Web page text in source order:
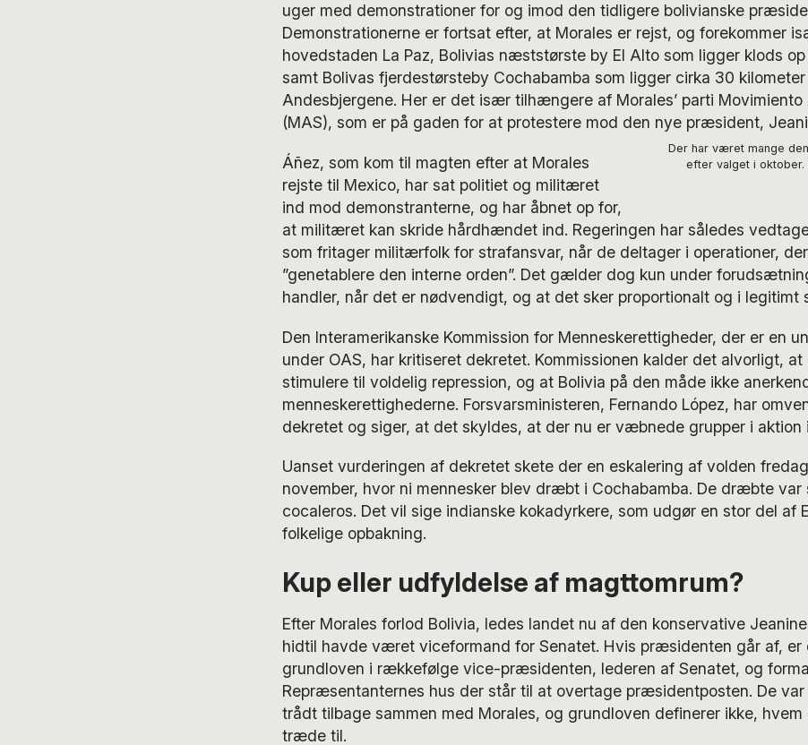
uger med demonstrationer for og imod den tidligere bolivianske
Demonstrationerne er fortsat efter, at Morales er rejst, og forekommer
hovedstaden La Paz, Bolivias næststørste by El Alto som ligger klods op
samt Bolivas fjerdestørsteby Cochabamba som ligger cirka 30
Andesbjergene. Her er det især tilhængere af Morales’ parti Movimiento
(MAS), som er på gaden for at protestere mod den nye præsident,
Der har været mange
efter valget i oktober.
Áñez, som kom til magten efter at Morales
rejste til Mexico, har sat politiet og militæret
ind mod demonstranterne, og har åbnet op for,
at militæret kan skride hårdhændet ind. Regeringen har således
som fritager militærfolk for strafansvar, når de deltager i operationer,
”genetablere den interne orden”. Det gælder dog kun under
handler, når det er nødvendigt, og at det sker proportionalt og i legitimt
Den Interamerikanske Kommission for Menneskerettigheder, der er en
under OAS, har kritiseret dekretet. Kommissionen kalder det alvorligt,
stimulere til voldelig repression, og at Bolivia på den måde ikke
menneskerettighederne. Forsvarsministeren, Fernando López, har
dekretet og siger, at det skyldes, at der nu er væbnede grupper i aktion
Uanset vurderingen af dekretet skete der en eskalering af volden
november, hvor ni mennesker blev dræbt i Cochabamba. De dræbte var
cocaleros. Det vil sige indianske kokadyrkere, som udgør en stor del af
folkelige opbakning.
Kup eller udfyldelse af magttomrum?
Efter Morales forlod Bolivia, ledes landet nu af den konservative
hidtil havde været viceformand for Senatet. Hvis præsidenten går af, er
grundloven i rækkefølge vice-præsidenten, lederen af Senatet, og
Repræsentanternes hus der står til at overtage præsidentposten. De
trådt tilbage sammen med Morales, og grundloven definerer ikke, hvem
træde til.